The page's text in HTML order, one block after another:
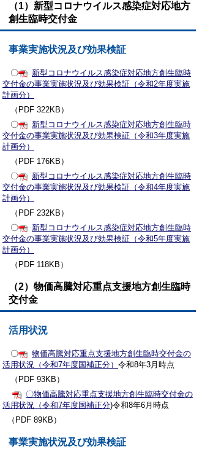
（1）新型コロナウイルス感染症対応地方
創生臨時交付金
事業実施状況及び効果検証
〇
新型コロナウイルス感染症対応地方創生臨時
交付金の事業実施状況及び効果検証（令和2年度実施
計画分）
（PDF 322KB）
〇
新型コロナウイルス感染症対応地方創生臨時
交付金の事業実施状況及び効果検証（令和3年度実施
計画分）
（PDF 176KB）
〇
新型コロナウイルス感染症対応地方創生臨時
交付金の事業実施状況及び効果検証（令和4年度実施
計画分）
（PDF 232KB）
〇
新型コロナウイルス感染症対応地方創生臨時
交付金の事業実施状況及び効果検証（令和5年度実施
計画分）
（PDF 118KB）
（2）物価高騰対応重点支援地方創生臨時
交付金
活用状況
〇
物価高騰対応重点支援地方創生臨時交付金の
活用状況（令和7年度国補正分） 令和8年3月時点
（PDF 93KB）
〇物価高騰対応重点支援地方創生臨時交付金の
活用状況（令和7年度国補正分)令和8年6月時点
（PDF 89KB）
事業実施状況及び効果検証